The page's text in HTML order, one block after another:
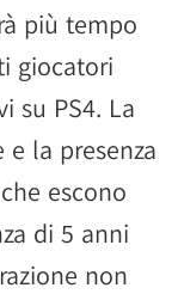
più tempo
giocatori
su PS4. La
la presenza
escono
di 5 anni
non